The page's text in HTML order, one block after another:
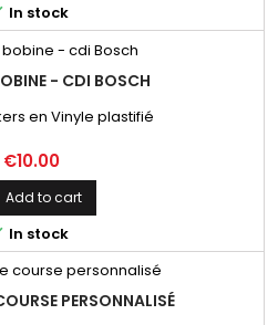
In stock
- CDI BOSCH
en Vinyle plastifié
Price
€10.00
Add to cart
In stock
PERSONNALISÉ